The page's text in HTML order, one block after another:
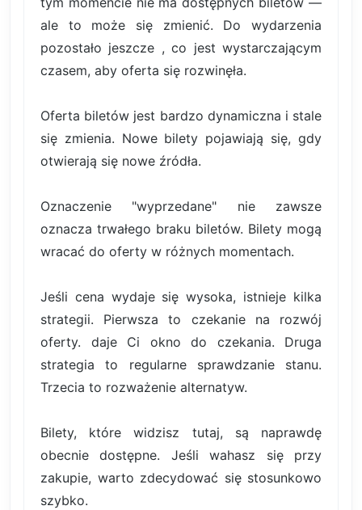
ale to może się zmienić. Do wydarzenia
pozostało jeszcze , co jest wystarczającym
czasem, aby oferta się rozwinęła.
Oferta biletów jest bardzo dynamiczna i stale
się zmienia. Nowe bilety pojawiają się, gdy
otwierają się nowe źródła.
Oznaczenie "wyprzedane" nie zawsze
oznacza trwałego braku biletów. Bilety mogą
wracać do oferty w różnych momentach.
Jeśli cena wydaje się wysoka, istnieje kilka
strategii. Pierwsza to czekanie na rozwój
oferty. daje Ci okno do czekania. Druga
strategia to regularne sprawdzanie stanu.
Trzecia to rozważenie alternatyw.
Bilety, które widzisz tutaj, są naprawdę
obecnie dostępne. Jeśli wahasz się przy
zakupie, warto zdecydować się stosunkowo
szybko.